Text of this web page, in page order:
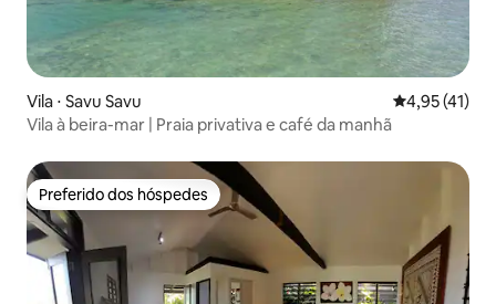
Vila ⋅ Savu Savu 4,95 de uma
4,95 (41)
Vila à beira-mar | Praia privativa e café da manhã
Preferido dos hóspedes
Preferido dos hóspedes